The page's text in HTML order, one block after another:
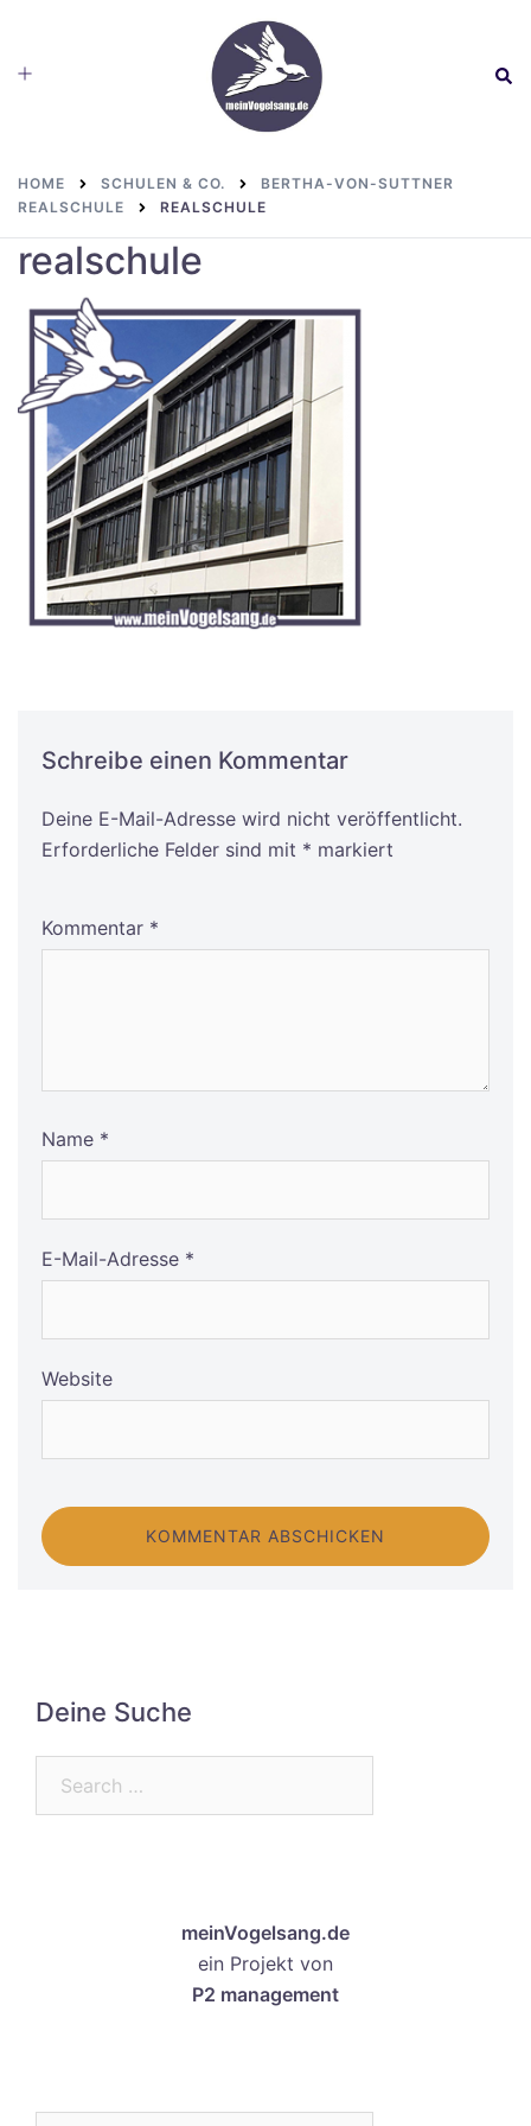
content
Toggle
HOME SCHULEN & CO.
BERTHA-VON-SUTTNER
REALSCHULE
REALSCHULE
realschule
Schreibe einen Kommentar
Deine E-Mail-Adresse wird nicht veröffentlicht.
Erforderliche Felder sind mit * markiert
Kommentar *
Name *
E-Mail-Adresse *
Website
Alternative:
Deine Suche
meinVogelsang.de
ein Projekt von
P2 management